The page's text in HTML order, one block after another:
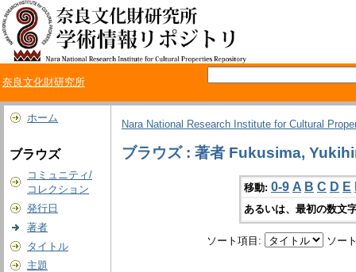
奈良文化財研究所
ホーム
ブラウズ
コミュニティ/
コレクション
発行日
著者
タイトル
主題
Nara National Research Institute for Cultural
ブラウズ : 著者 Fukusima,
移動: 0-9 A B C D E
あるいは、最初の数文
ソート項目: ソー